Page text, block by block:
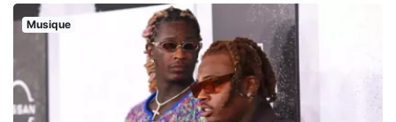
Musique